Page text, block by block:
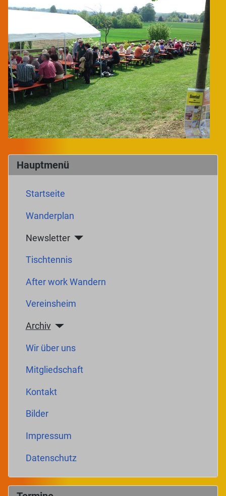
Hauptmenü
Startseite
Wanderplan
Newsletter
Tischtennis
After work Wandern
Vereinsheim
Archiv
Wir über uns
Mitgliedschaft
Kontakt
Bilder
Impressum
Datenschutz